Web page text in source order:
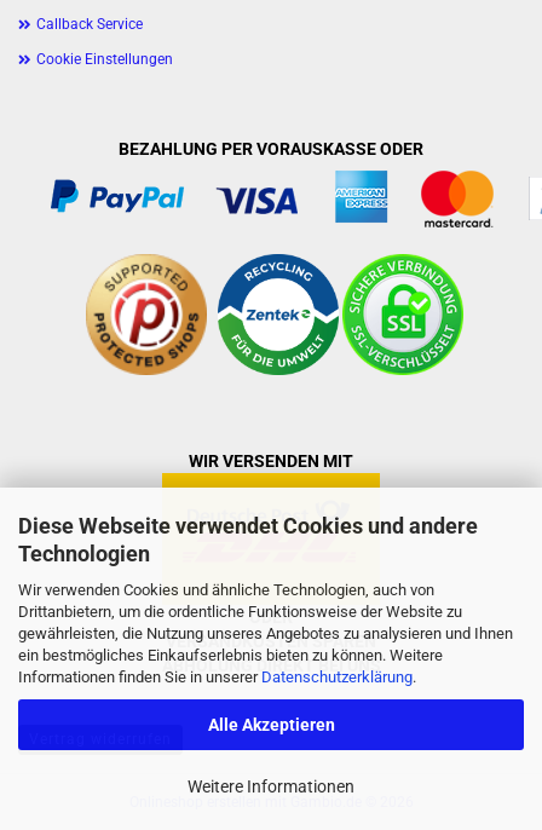
Diese Webseite verwendet Cookies und andere
Technologien
Wir verwenden Cookies und ähnliche Technologien, auch von
Drittanbietern, um die ordentliche Funktionsweise der Website zu
gewährleisten, die Nutzung unseres Angebotes zu analysieren und Ihnen
ein bestmögliches Einkaufserlebnis bieten zu können. Weitere
Informationen finden Sie in unserer Datenschutzerklärung.
Alle Akzeptieren
Weitere Informationen
Callback Service
Cookie Einstellungen
BEZAHLUNG PER VORAUSKASSE ODER
WIR VERSENDEN MIT
ODER
VERSANDKOSTEN SPAREN
ABHOLUNG DIREKT BEI UNS